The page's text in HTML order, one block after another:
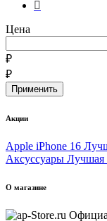
Цена
₽
₽
Акции
Apple iPhone 16
Аксуссуары Лучшая
О магазине